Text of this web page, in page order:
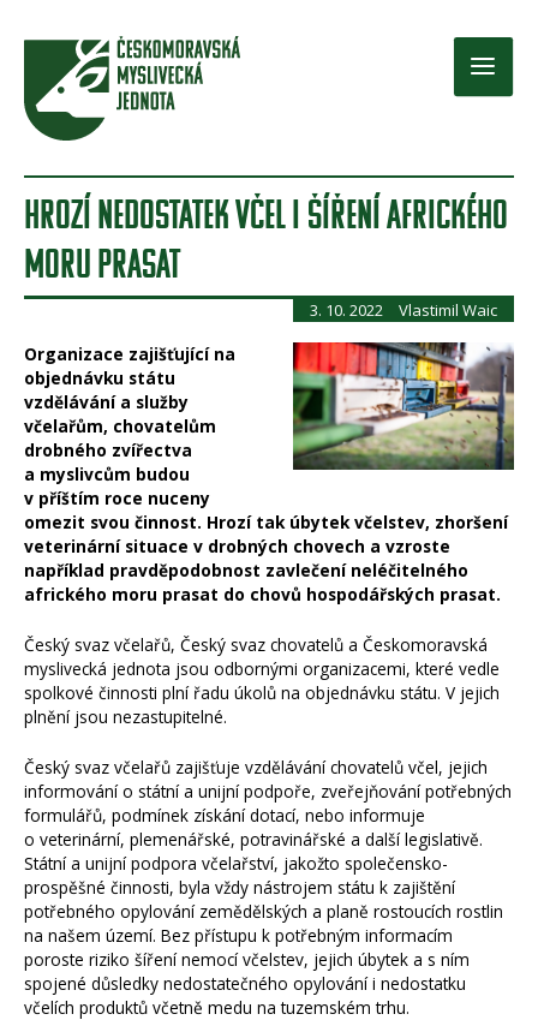
Main
HROZÍ NEDOSTATEK VČEL I ŠÍŘENÍ AFRICKÉHO
MORU PRASAT
3. 10. 2022 Vlastimil Waic
Organizace zajišťující na
objednávku státu
vzdělávání a služby
včelařům, chovatelům
drobného zvířectva
a myslivcům budou
v příštím roce nuceny
omezit svou činnost. Hrozí tak úbytek včelstev, zhoršení
veterinární situace v drobných chovech a vzroste
například pravděpodobnost zavlečení neléčitelného
afrického moru prasat do chovů hospodářských prasat.
Český svaz včelařů, Český svaz chovatelů a Českomoravská
myslivecká jednota jsou odbornými organizacemi, které vedle
spolkové činnosti plní řadu úkolů na objednávku státu. V jejich
plnění jsou nezastupitelné.
Český svaz včelařů zajišťuje vzdělávání chovatelů včel, jejich
informování o státní a unijní podpoře, zveřejňování potřebných
formulářů, podmínek získání dotací, nebo informuje
o veterinární, plemenářské, potravinářské a další legislativě.
Státní a unijní podpora včelařství, jakožto společensko-
prospěšné činnosti, byla vždy nástrojem státu k zajištění
potřebného opylování zemědělských a planě rostoucích rostlin
na našem území. Bez přístupu k potřebným informacím
poroste riziko šíření nemocí včelstev, jejich úbytek a s ním
spojené důsledky nedostatečného opylování i nedostatku
včelích produktů včetně medu na tuzemském trhu.